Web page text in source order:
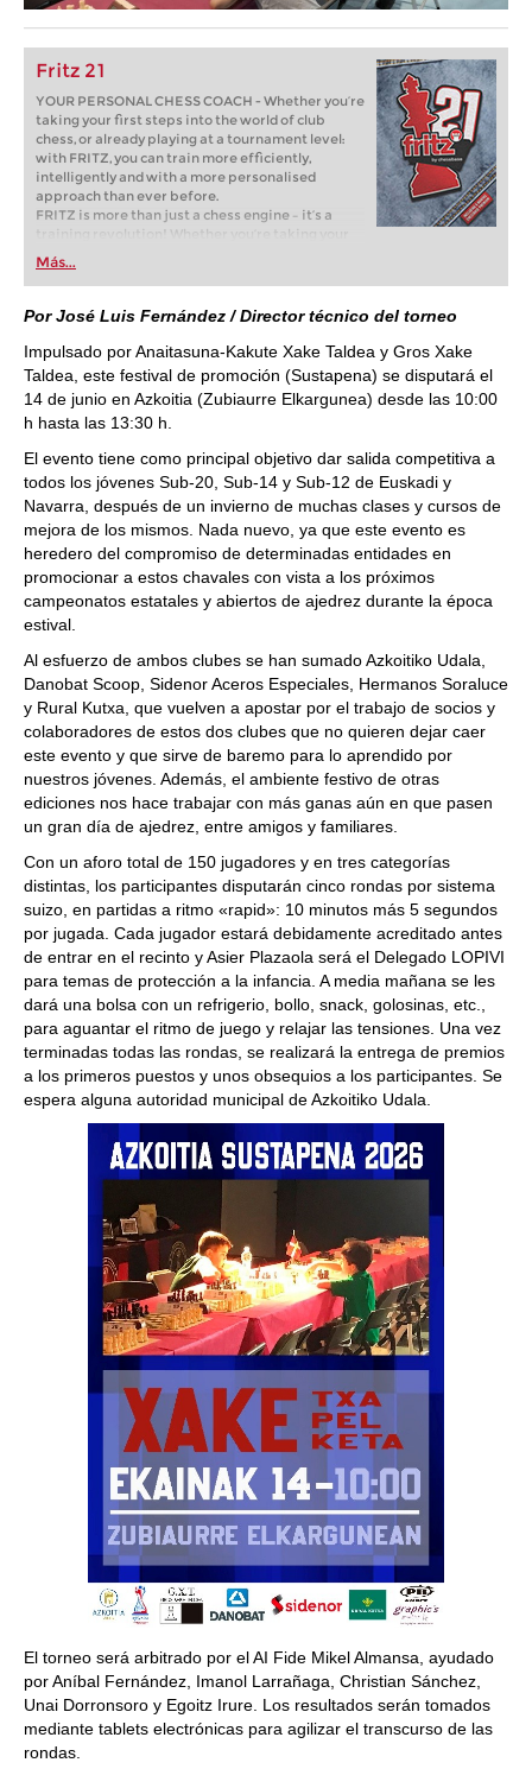
Fritz 21
YOUR PERSONAL CHESS COACH - Whether you’re
taking your first steps into the world of club
chess, or already playing at a tournament level:
with FRITZ, you can train more efficiently,
intelligently and with a more personalised
approach than ever before.
FRITZ is more than just a chess engine – it’s a
training revolution! Whether you’re taking your
first steps into the world of club chess, or already
playing at a tournament level: with FRITZ, you can
train more efficiently, intelligently and with a
more personalised approach than ever before.
Más...
Por José Luis Fernández / Director técnico del torneo
Impulsado por Anaitasuna-Kakute Xake Taldea y Gros Xake
Taldea, este festival de promoción (Sustapena) se disputará el
14 de junio en Azkoitia (Zubiaurre Elkargunea) desde las 10:00
h hasta las 13:30 h.
El evento tiene como principal objetivo dar salida competitiva a
todos los jóvenes Sub-20, Sub-14 y Sub-12 de Euskadi y
Navarra, después de un invierno de muchas clases y cursos de
mejora de los mismos. Nada nuevo, ya que este evento es
heredero del compromiso de determinadas entidades en
promocionar a estos chavales con vista a los próximos
campeonatos estatales y abiertos de ajedrez durante la época
estival.
Al esfuerzo de ambos clubes se han sumado Azkoitiko Udala,
Danobat Scoop, Sidenor Aceros Especiales, Hermanos Soraluce
y Rural Kutxa, que vuelven a apostar por el trabajo de socios y
colaboradores de estos dos clubes que no quieren dejar caer
este evento y que sirve de baremo para lo aprendido por
nuestros jóvenes. Además, el ambiente festivo de otras
ediciones nos hace trabajar con más ganas aún en que pasen
un gran día de ajedrez, entre amigos y familiares.
Con un aforo total de 150 jugadores y en tres categorías
distintas, los participantes disputarán cinco rondas por sistema
suizo, en partidas a ritmo «rapid»: 10 minutos más 5 segundos
por jugada. Cada jugador estará debidamente acreditado antes
de entrar en el recinto y Asier Plazaola será el Delegado LOPIVI
para temas de protección a la infancia. A media mañana se les
dará una bolsa con un refrigerio, bollo, snack, golosinas, etc.,
para aguantar el ritmo de juego y relajar las tensiones. Una vez
terminadas todas las rondas, se realizará la entrega de premios
a los primeros puestos y unos obsequios a los participantes. Se
espera alguna autoridad municipal de Azkoitiko Udala.
El torneo será arbitrado por el AI Fide Mikel Almansa, ayudado
por Aníbal Fernández, Imanol Larrañaga, Christian Sánchez,
Unai Dorronsoro y Egoitz Irure. Los resultados serán tomados
mediante tablets electrónicas para agilizar el transcurso de las
rondas.